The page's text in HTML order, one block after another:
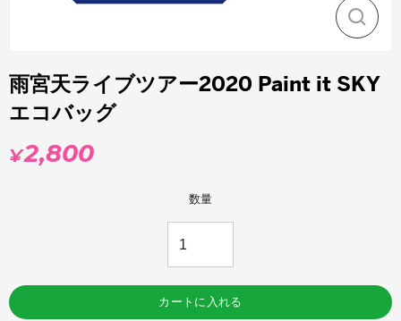
閉
雨宮天ライブツアー2020 Paint it SKY
エコバッグ
通
¥2,800
数量
カートに入れる